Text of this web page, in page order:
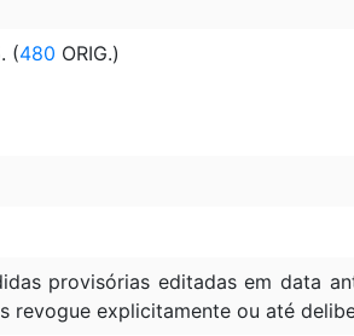
(480 ORIG.)
provisórias editadas em data
revogue explicitamente ou até